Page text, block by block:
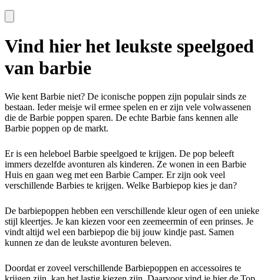
Vind hier het leukste speelgoed
van barbie
Wie kent Barbie niet? De iconische poppen zijn populair sinds ze
bestaan. Ieder meisje wil ermee spelen en er zijn vele volwassenen
die de Barbie poppen sparen. De echte Barbie fans kennen alle
Barbie poppen op de markt.
Er is een heleboel Barbie speelgoed te krijgen. De pop beleeft
immers dezelfde avonturen als kinderen. Ze wonen in een Barbie
Huis en gaan weg met een Barbie Camper. Er zijn ook veel
verschillende Barbies te krijgen. Welke Barbiepop kies je dan?
De barbiepoppen hebben een verschillende kleur ogen of een unieke
stijl kleertjes. Je kan kiezen voor een zeemeermin of een prinses. Je
vindt altijd wel een barbiepop die bij jouw kindje past. Samen
kunnen ze dan de leukste avonturen beleven.
Doordat er zoveel verschillende Barbiepoppen en accessoires te